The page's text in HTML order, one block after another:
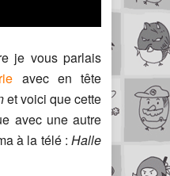
je vous parlais
avec en tête
et voici que cette
avec une autre
à la télé : Halle